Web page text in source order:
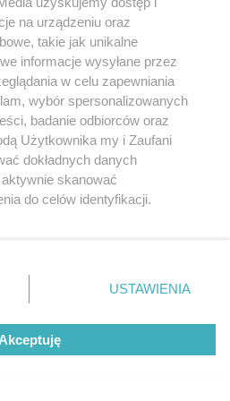
Piła. Kto zdobył
na urządzeniu oraz
takie jak unikalne
informacje wysyłane przez
w celu zapewniania
wybór spersonalizowanych
badanie odbiorców oraz
Użytkownika my i Zaufani
dokładnych danych
skanować
do celów identyfikacji.
przycisk ustawień prywatności
rogu strony
nie wymagają zgody
sprzeciwić się takiemu
będą miały zastosowanie tylko
USTAWIENIA
Akceptuję